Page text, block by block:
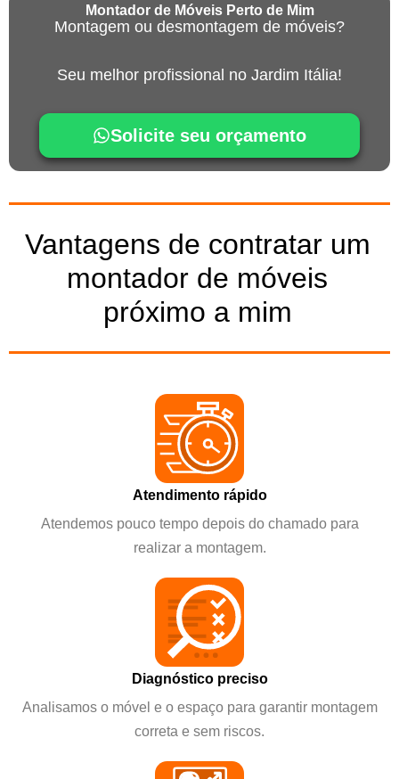
Montador de Móveis Perto de Mim
Montagem ou desmontagem de móveis?
Seu melhor profissional no Jardim Itália!
Solicite seu orçamento
Vantagens de contratar um
montador de móveis
próximo a mim
Atendimento rápido
Atendemos pouco tempo depois do chamado para
realizar a montagem.
Diagnóstico preciso
Analisamos o móvel e o espaço para garantir montagem
correta e sem riscos.